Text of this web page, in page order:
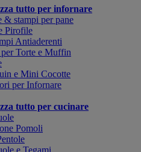
tutto per infornare
& stampi per pane
Pirofile
Antiaderenti
per Torte e Muffin
e Mini Cocotte
per Infornare
tutto per cucinare
Pomoli
e Tegami